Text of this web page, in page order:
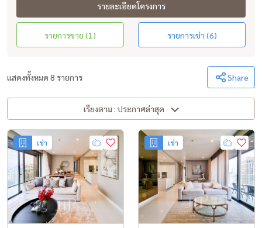
รายละเอียดโครงการ
รายการขาย (1) รายการเช่า (6)
แสดงทั้งหมด 8 รายการ Share
เรียงตาม : ประกาศล่าสุด
เช่า เช่า